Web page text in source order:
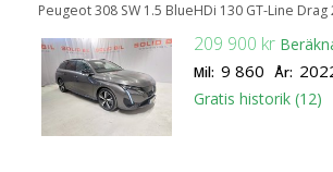
Peugeot 308 SW 1.5 BlueHDi 130 GT-Line Drag
209 900 kr
Mil: 9 860 År:
Gratis historik (12)